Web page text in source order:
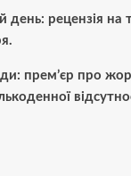
рецензія на
прем’єр про